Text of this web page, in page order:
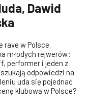
Dawid
rave w Polsce.
młodych rejwerów:
performer i jeden z
odpowiedzi na
uda się pojednać
klubową w Polsce?